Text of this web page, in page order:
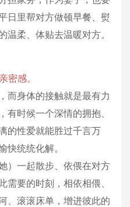
日里帮对方做顿早餐、熨
温柔、体贴去温暖对方。
密感。
而身体的接触就是最有力
有时候一个深情的拥抱、
的性爱就能胜过千言万
快统统化解。
）一起散步、依偎在对方
需要的时刻，相依相偎、
、滚滚床单，增进彼此的